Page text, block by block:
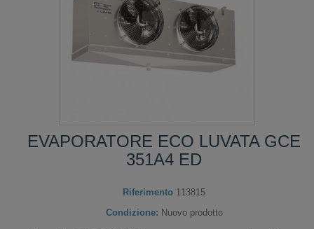
EVAPORATORE ECO LUVATA GCE
351A4 ED
Riferimento 113815
Condizione: Nuovo prodotto